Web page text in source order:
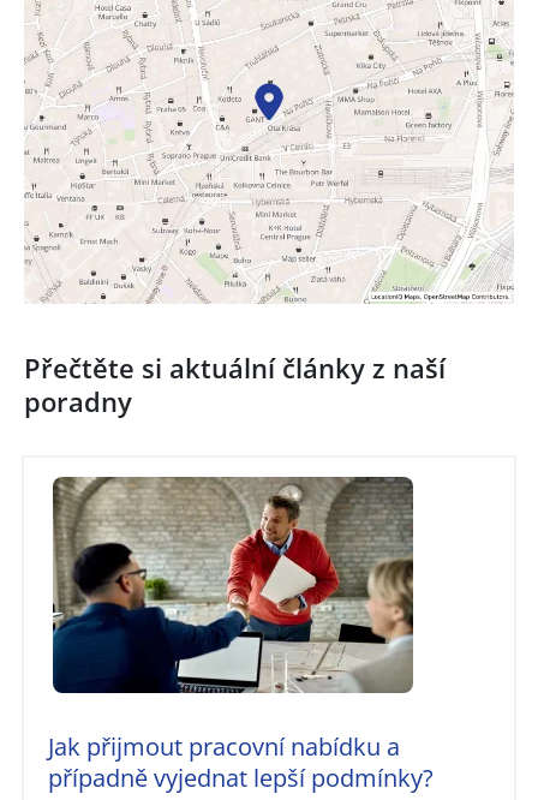
Přečtěte si aktuální články z naší
poradny
Jak přijmout pracovní nabídku a
případně vyjednat lepší podmínky?